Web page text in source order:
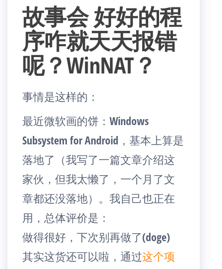
故事会 好好的程
序咋就天天报错
呢？WinNAT？
事情是这样的：
最近微软画的饼：Windows
Subsystem for Android，基本上算是
落地了（我写了一篇文章介绍这
家伙，但我太懒了，一个月了文
章都还没落地）。我自己也正在
用，总体评价是：
做得很好，下次别再做了(doge)
其实这货还可以啦，通过这个项